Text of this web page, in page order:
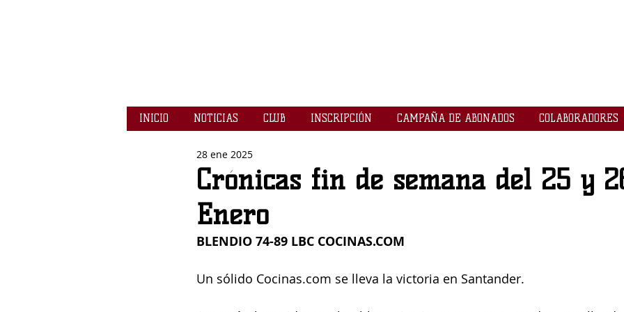
INICIO NOTICIAS CLUB INSCRIPCIÓN CAMPAÑA DE ABONADOS COLABORADORES
Crónicas fin de semana del 25 y
Enero
28 ene 2025
BLENDIO 74-89 LBC COCINAS.COM
Un sólido Cocinas.com se lleva la victoria en Santander.